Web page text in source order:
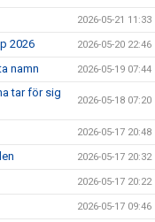
2026-05-21 11:33
2026 2026-05-20 22:46
namn 2026-05-19 07:44
tar för sig
2026-05-18 07:20
2026-05-17 20:48
2026-05-17 20:32
2026-05-17 20:22
2026-05-17 09:46